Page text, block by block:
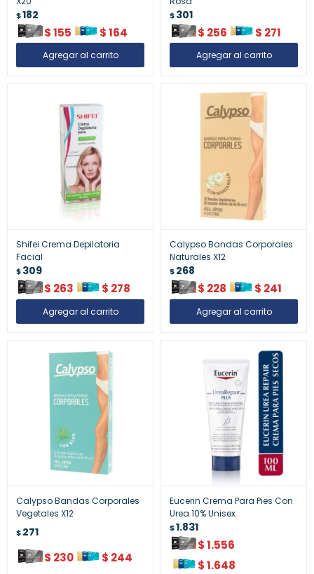
$182
$155 $164
$301
$ 256 $ 271
Shifei Crema Depilatoria
Facial
$309
$ 263 $ 278
Calypso Bandas Corporales
Naturales X12
$268
$ 228 $ 241
Calypso Bandas Corporales
Vegetales X12
$271
$ 230 $ 244
Eucerin Crema Para Pies Con
Urea 10% Unisex
$1.831
$1.556
$1.648